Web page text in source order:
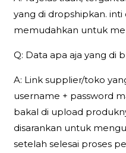
yang di dropshipkan. inti
memudahkan untuk
Q: Data apa aja yang di
A: Link supplier/toko
username + password
bakal di upload
disarankan untuk
setelah selesai proses